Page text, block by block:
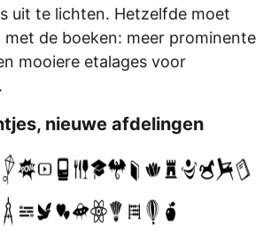
uit te lichten. Hetzelfde moet
met de boeken: meer prominente
mooiere etalages voor
nieuwe afdelingen